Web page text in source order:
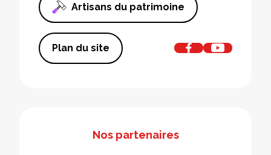
Artisans du patrimoine
Plan du site
Nos partenaires